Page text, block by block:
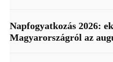
Napfogyatkozás 2026:
Magyarországról az